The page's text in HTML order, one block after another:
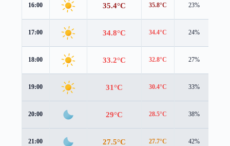
16:00 35.4°C 35.8°C 23%
17:00 34.8°C 34.4°C 24%
18:00 33.2°C 32.8°C 27%
19:00 31°C 30.4°C 33%
20:00 29°C 28.5°C 38%
21:00 27.5°C 27.7°C 42%